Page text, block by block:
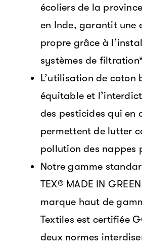
écoliers de la
en Inde, garantit une
propre grâce à
systèmes de
L’utilisation de coton
équitable et
des pesticides qui en
permettent de lutter
pollution des nappes
Notre gamme
TEX® MADE IN
marque haut de
Textiles est certifiée
deux normes